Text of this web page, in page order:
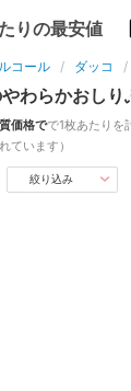
りの最安値
コール ダッコ
わらかおしり
価格でで1枚あたりを
ています）
絞り込み